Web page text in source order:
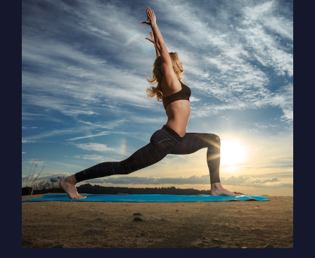
מלא
בטלה
–
איך
חיבור
לאיכויות
טלה
עזרו
לי
בזוגיות